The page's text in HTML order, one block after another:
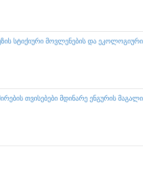
სტიქიური მოვლენების და ეკოლოგიური
თვისებები მდინარე ენგურის